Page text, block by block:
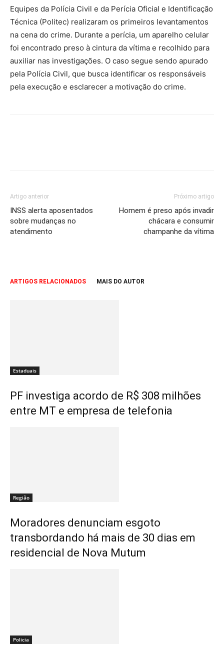
Equipes da Polícia Civil e da Perícia Oficial e Identificação
Técnica (Politec) realizaram os primeiros levantamentos
na cena do crime. Durante a perícia, um aparelho celular
foi encontrado preso à cintura da vítima e recolhido para
auxiliar nas investigações. O caso segue sendo apurado
pela Polícia Civil, que busca identificar os responsáveis
pela execução e esclarecer a motivação do crime.
Artigo anterior
INSS alerta aposentados
sobre mudanças no
atendimento
Próximo artigo
Homem é preso após invadir
chácara e consumir
champanhe da vítima
ARTIGOS RELACIONADOS MAIS DO AUTOR
Estaduais
PF investiga acordo de R$ 308 milhões
entre MT e empresa de telefonia
Região
Moradores denunciam esgoto
transbordando há mais de 30 dias em
residencial de Nova Mutum
Policia